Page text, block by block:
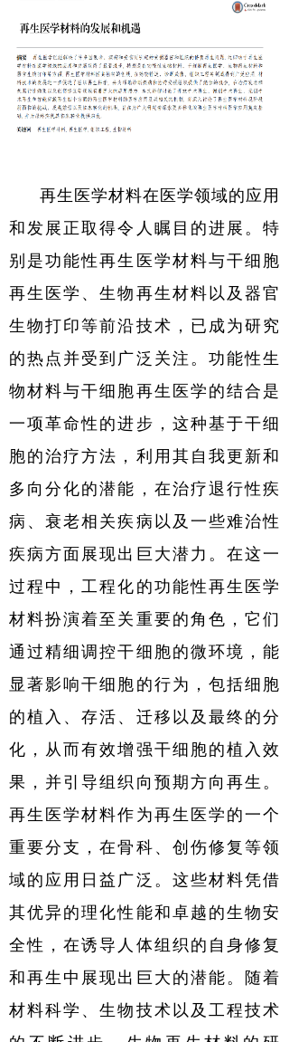
再生医学材料在医学领域的应用
和发展正取得令人瞩目的进展。特
别是功能性再生医学材料与干细胞
再生医学、生物再生材料以及器官
生物打印等前沿技术，已成为研究
的热点并受到广泛关注。功能性生
物材料与干细胞再生医学的结合是
一项革命性的进步，这种基于干细
胞的治疗方法，利用其自我更新和
多向分化的潜能，在治疗退行性疾
病、衰老相关疾病以及一些难治性
疾病方面展现出巨大潜力。在这一
过程中，工程化的功能性再生医学
材料扮演着至关重要的角色，它们
通过精细调控干细胞的微环境，能
显著影响干细胞的行为，包括细胞
的植入、存活、迁移以及最终的分
化，从而有效增强干细胞的植入效
果，并引导组织向预期方向再生。
再生医学材料作为再生医学的一个
重要分支，在骨科、创伤修复等领
域的应用日益广泛。这些材料凭借
其优异的理化性能和卓越的生物安
全性，在诱导人体组织的自身修复
和再生中展现出巨大的潜能。随着
材料科学、生物技术以及工程技术